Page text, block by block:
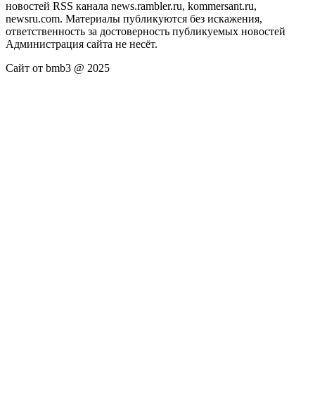
новостей RSS канала news.rambler.ru, kommersant.ru,
newsru.com. Материалы публикуются без искажения,
ответственность за достоверность публикуемых новостей
Администрация сайта не несёт.
Сайт от bmb3 @ 2025